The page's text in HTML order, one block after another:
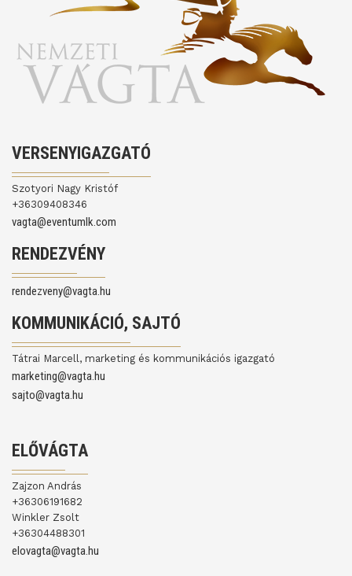
VERSENYIGAZGATÓ
Szotyori Nagy Kristóf
+36309408346
vagta@eventumlk.com
RENDEZVÉNY
rendezveny@vagta.hu
KOMMUNIKÁCIÓ, SAJTÓ
Tátrai Marcell, marketing és kommunikációs igazgató
marketing@vagta.hu
sajto@vagta.hu
ELŐVÁGTA
Zajzon András
+36306191682
Winkler Zsolt
+36304488301
elovagta@vagta.hu